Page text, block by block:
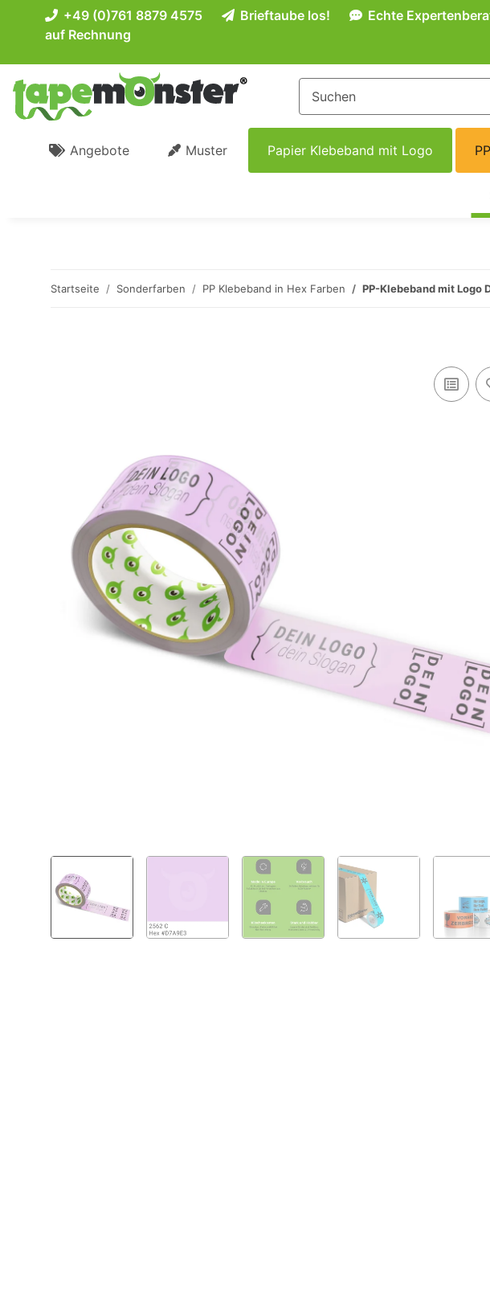
+49 (0)761 8879 4575 Brieftaube los! Echte
auf Rechnung
Angebote Muster Papier Klebeband mit Logo
Startseite Sonderfarben PP Klebeband in Hex Farben PP-Klebeband mit Logo